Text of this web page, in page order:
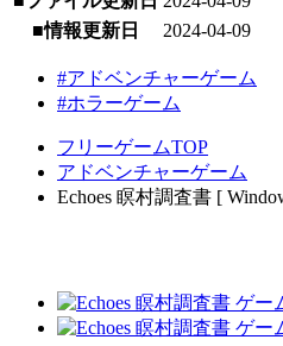
■情報更新日
2024-04-09
#アドベンチャーゲーム
#ホラーゲーム
フリーゲームTOP
アドベンチャーゲーム
Echoes 瞑村調査書 [